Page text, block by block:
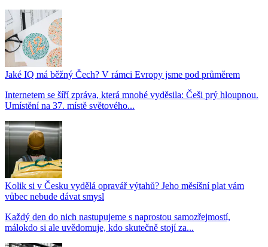
Jaké IQ má běžný Čech? V rámci Evropy jsme pod průměrem
Internetem se šíří zpráva, která mnohé vyděsila: Češi prý hloupnou.
Umístění na 37. místě světového...
Kolik si v Česku vydělá opravář výtahů? Jeho měsíšní plat vám
vůbec nebude dávat smysl
Každý den do nich nastupujeme s naprostou samozřejmostí,
málokdo si ale uvědomuje, kdo skutečně stojí za...